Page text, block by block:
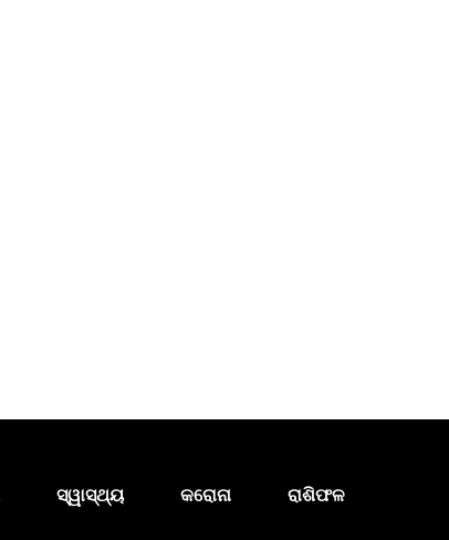
ସ୍ୱାସ୍ଥ୍ୟ କରୋନା ରାଶିଫଳ